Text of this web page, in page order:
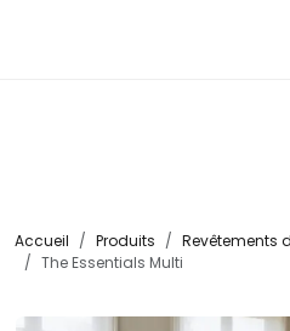
Accueil Produits
Revêtements
The Essentials Multi